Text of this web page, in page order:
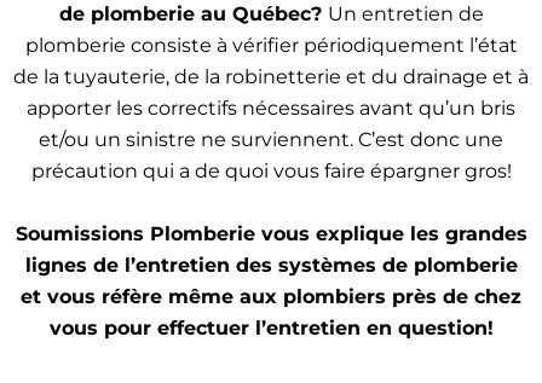
de plomberie au Québec? Un entretien de
plomberie consiste à vérifier périodiquement l’état
de la tuyauterie, de la robinetterie et du drainage et à
apporter les correctifs nécessaires avant qu’un bris
et/ou un sinistre ne surviennent. C’est donc une
précaution qui a de quoi vous faire épargner gros!
Soumissions Plomberie vous explique les grandes
lignes de l’entretien des systèmes de plomberie
et vous réfère même aux plombiers près de chez
vous pour effectuer l’entretien en question!